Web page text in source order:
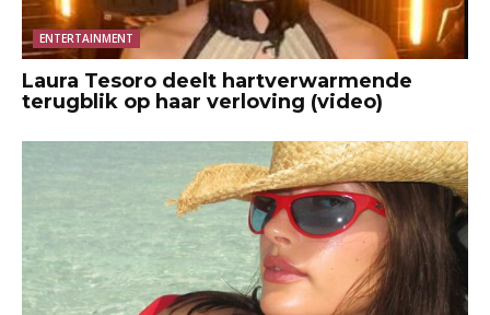
ENTERTAINMENT
Laura Tesoro deelt hartverwarmende
terugblik op haar verloving (video)